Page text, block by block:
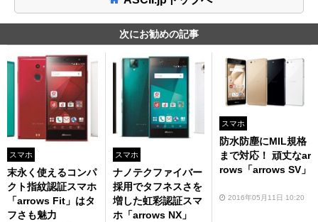
次にお勧めの記事
スマホ
末永く使えるコンパ
クト指紋認証スマホ
「arrows Fit」はタ
フさも魅力
スマホ
ナノテクファイバー
採用でタフネスさを
増した虹彩認証スマ
ホ「arrows NX」
スマホ
防水防塵にMIL規格
まで対応！ 頑丈なar
rows「arrows SV」
2016年05月11日 10:20